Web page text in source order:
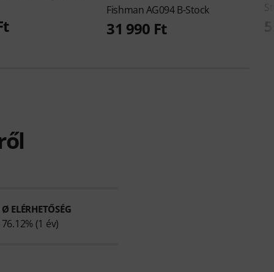
FishmanAG094 B-Stock
31 990 Ft
Ø ELÉRHETŐSÉG
76.12% (1 év)